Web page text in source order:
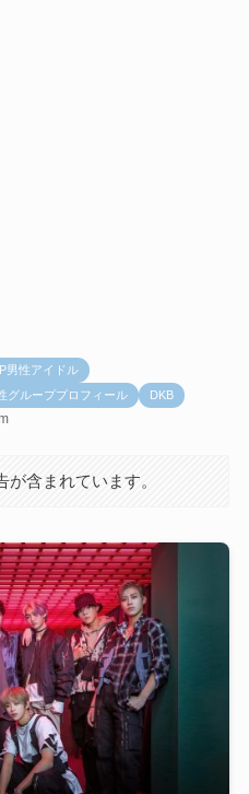
男性アイドル
グループプロフィール DKB
含まれています。